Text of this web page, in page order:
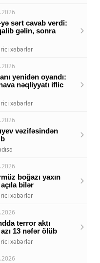
встреча
sərt cavab verdi:
gəlin, sonra
xəbərlər
yenidən oyandı:
nəqliyyatı iflic
xəbərlər
vəzifəsindən
boğazı yaxın
bilər
xəbərlər
terror aktı
13 nəfər ölüb
xəbərlər